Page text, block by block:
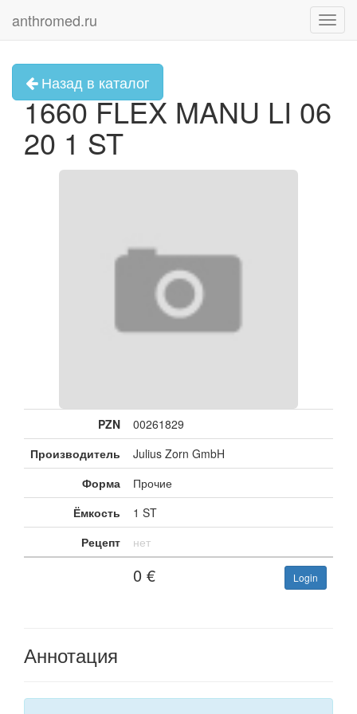
anthromed.ru
Назад в каталог
1660 FLEX MANU LI 06
20 1 ST
PZN
00261829
Производитель
Julius Zorn GmbH
Форма
Прочие
Ёмкость
1 ST
Рецепт
нет
0 € Login
Аннотация